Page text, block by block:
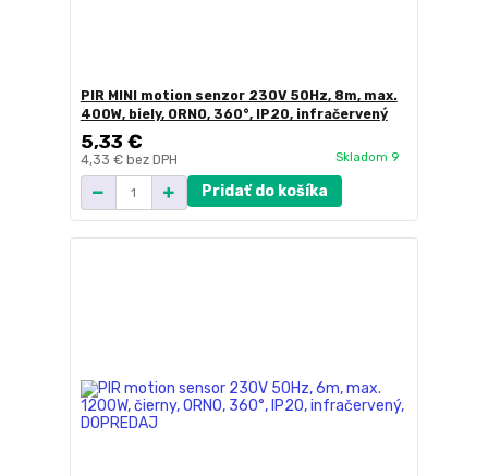
PIR MINI motion senzor 230V 50Hz, 8m, max.
400W, biely, ORNO, 360°, IP20, infračervený
5,33 €
4,33 € bez DPH Skladom 9
Pridať do košíka